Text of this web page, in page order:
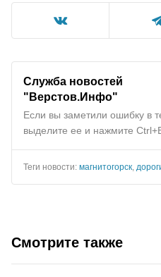
Служба новостей
"Верстов.Инфо"
Если вы заметили ошибку в
выделите ее и нажмите
Теги новости: магнитогорск,
Смотрите также